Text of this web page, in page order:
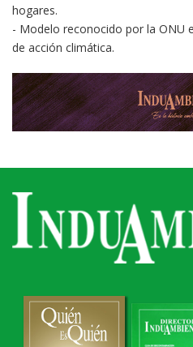
hogares.
- Modelo reconocido por la ONU
de acción climática.